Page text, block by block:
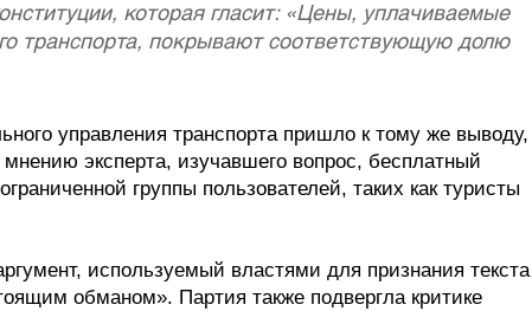
которая гласит: «Цены, уплачиваемые
транспорта, покрывают соответствующую долю
управления транспорта пришло к тому же выводу,
эксперта, изучавшего вопрос, бесплатный
группы пользователей, таких как туристы
используемый властями для признания текста
обманом». Партия также подвергла критике